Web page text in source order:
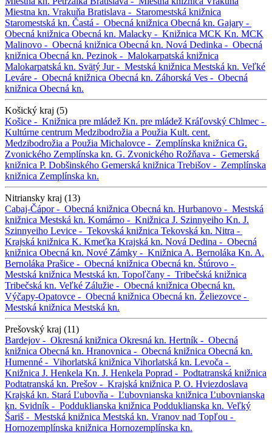
Miestna kn. Vrakuňa Bratislava - Staromestská knižnica
Staromestská kn. Častá - Obecná knižnica Obecná kn. Gajary -
Obecná knižnica Obecná kn. Malacky - Knižnica MCK Kn. MCK
Malinovo - Obecná knižnica Obecná kn. Nová Dedinka - Obecná
knižnica Obecná kn. Pezinok - Malokarpatská knižnica
Malokarpatská kn. Svätý Jur - Mestská knižnica Mestská kn. Veľké
Leváre - Obecná knižnica Obecná kn. Záhorská Ves - Obecná
knižnica Obecná kn.
Košický kraj (5)
Košice - Knižnica pre mládež Kn. pre mládež Kráľovský Chlmec -
Kultúrne centrum Medzibodrožia a Použia Kult. cent.
Medzibodrožia a Použia Michalovce - Zemplínska knižnica G.
Zvonického Zemplínska kn. G. Zvonického Rožňava - Gemerská
knižnica P. Dobšinského Gemerská knižnica Trebišov - Zemplínska
knižnica Zemplínska kn.
Nitriansky kraj (13)
Cabaj-Čápor - Obecná knižnica Obecná kn. Hurbanovo - Mestská
knižnica Mestská kn. Komárno - Knižnica J. Szinnyeiho Kn. J.
Szinnyeiho Levice - Tekovská knižnica Tekovská kn. Nitra -
Krajská knižnica K. Kmeťka Krajská kn. Nová Dedina - Obecná
knižnica Obecná kn. Nové Zámky - Knižnica A. Bernoláka Kn. A.
Bernoláka Prašice - Obecná knižnica Obecná kn. Štúrovo -
Mestská knižnica Mestská kn. Topoľčany - Tribečská knižnica
Tribečská kn. Veľké Zálužie - Obecná knižnica Obecná kn.
Výčapy-Opatovce - Obecná knižnica Obecná kn. Želiezovce -
Mestská knižnica Mestská kn.
Prešovský kraj (11)
Bardejov - Okresná knižnica Okresná kn. Hertník - Obecná
knižnica Obecná kn. Hranovnica - Obecná knižnica Obecná kn.
Humenné - Vihorlatská knižnica Vihorlatská kn. Levoča -
Knižnica J. Henkela Kn. J. Henkela Poprad - Podtatranská knižnica
Podtatranská kn. Prešov - Krajská knižnica P. O. Hviezdoslava
Krajská kn. Stará Ľubovňa - Ľubovnianska knižnica Ľubovnianska
kn. Svidník - Podduklianska knižnica Podduklianska kn. Veľký
Šariš - Mestská knižnica Mestská kn. Vranov nad Topľou -
Hornozemplínska knižnica Hornozemplínska kn.